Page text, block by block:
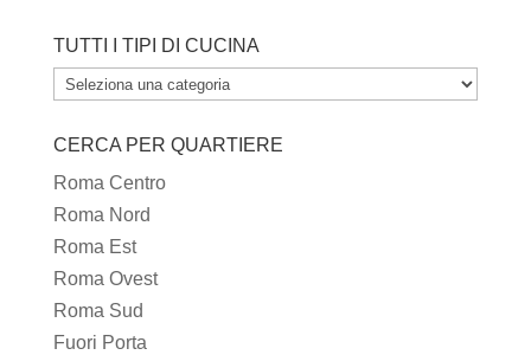
TUTTI I TIPI DI CUCINA
TUTTI
TIPI
DI
CUCINA
CERCA PER QUARTIERE
Roma Centro
Roma Nord
Roma Est
Roma Ovest
Roma Sud
Fuori Porta